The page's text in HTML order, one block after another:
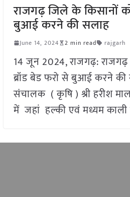
राजगढ़ जिले के किसानों
बुआई करने की सलाह
June 14, 2024 2 min read rajgarh
14 जून 2024, राजगढ़:
ब्रॉड बेड फरो से बुआई करने
संचालक ( कृषि ) श्री हरीश
में जहां हल्की एवं मध्यम काली